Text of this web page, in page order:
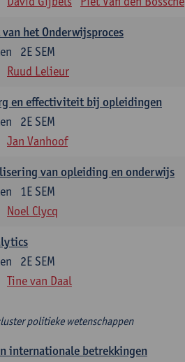
van het Onderwijsproces
2E SEM
Ruud Lelieur
en effectiviteit bij opleidingen
2E SEM
Jan Vanhoof
van opleiding en onderwijs
1E SEM
Noel Clycq
2E SEM
Tine van Daal
politieke wetenschappen
internationale betrekkingen